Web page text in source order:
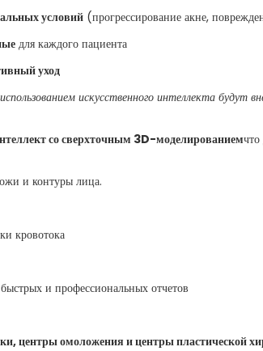
условий (прогрессирование акне,
для каждого пациента
уход
искусственного интеллекта будут
со сверхточным 3D-моделированием
и контуры лица.
кровотока
и профессиональных отчетов
центры омоложения и центры пластической